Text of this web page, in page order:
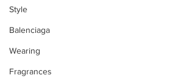
Style
Balenciaga
Wearing
Fragrances